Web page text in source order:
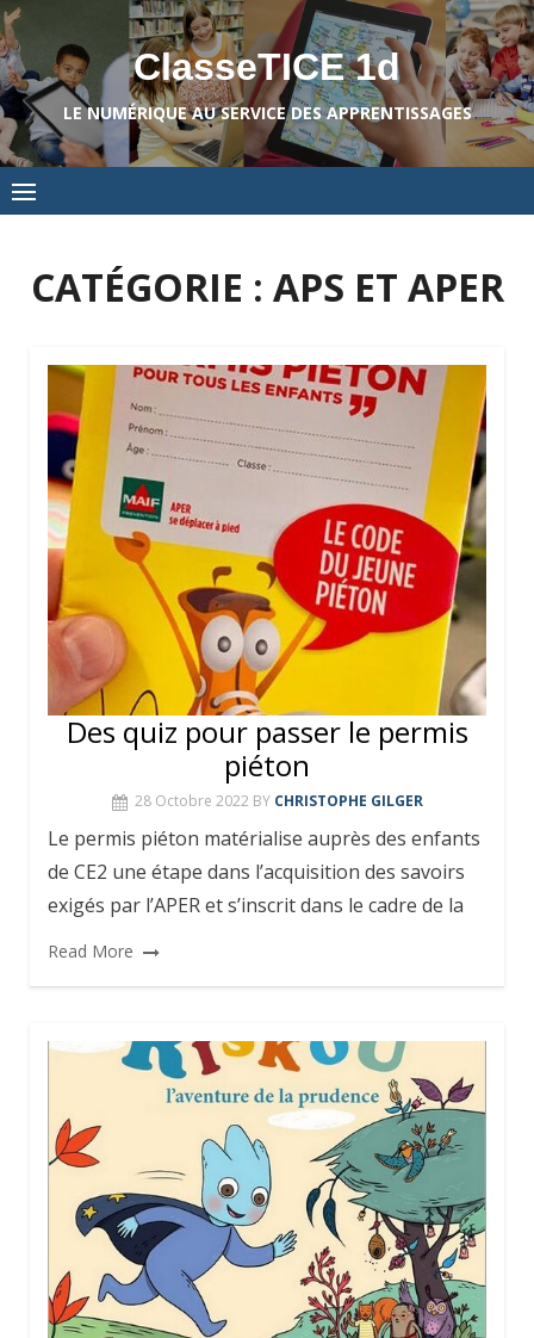
Skip
to
content
ClasseTICE 1d
LE NUMÉRIQUE AU SERVICE DES APPRENTISSAGES
CATÉGORIE : APS ET APER
Des quiz pour passer le permis
piéton
28 Octobre 2022 BY CHRISTOPHE GILGER
Le permis piéton matérialise auprès des enfants
de CE2 une étape dans l’acquisition des savoirs
exigés par l’APER et s’inscrit dans le cadre de la
Read More